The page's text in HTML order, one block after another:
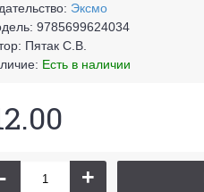
Эксмо
9785699624034
Пятак С.В.
Есть в наличии
- +